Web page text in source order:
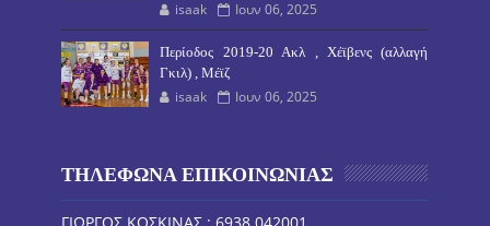
isaak Ιουν 06, 2025
Περίοδος 2019-20 Ακλ , Χέϊβενς (αλλαγή
Γκιλ) , Μέϊζ
isaak Ιουν 06, 2025
ΤΗΛΕΦΩΝΑ ΕΠΙΚΟΙΝΩΝΙΑΣ